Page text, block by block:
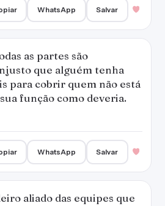
WhatsApp Salvar
as partes são
que alguém tenha
para cobrir quem não está
função como deveria.
WhatsApp Salvar
aliado das equipes que